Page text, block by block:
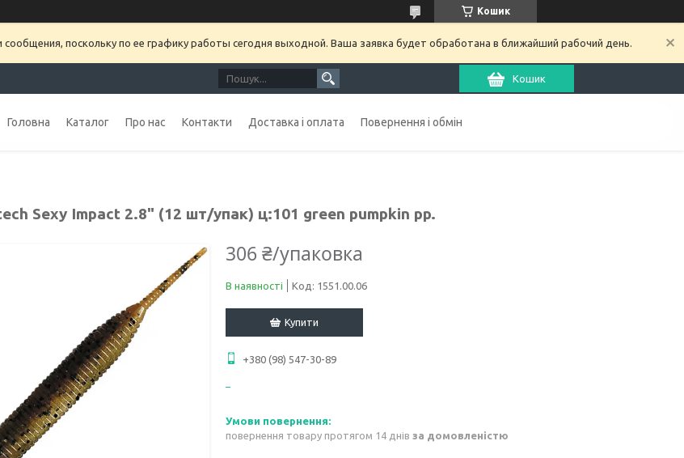
Кошик
поскольку по ее графику работы сегодня выходной. Ваша заявка будет обработана в ближайший рабочий день.
Кошик
Головна Каталог Про нас Контакти Доставка і оплата Повернення і обмін
Sexy Impact 2.8" (12 шт/упак) ц:101 green pumpkin pp.
306 ₴/упаковка
В наявності Код: 1551.00.06
Купити
+380 (98) 547-30-89
повернення товару протягом 14 днів за домовленістю